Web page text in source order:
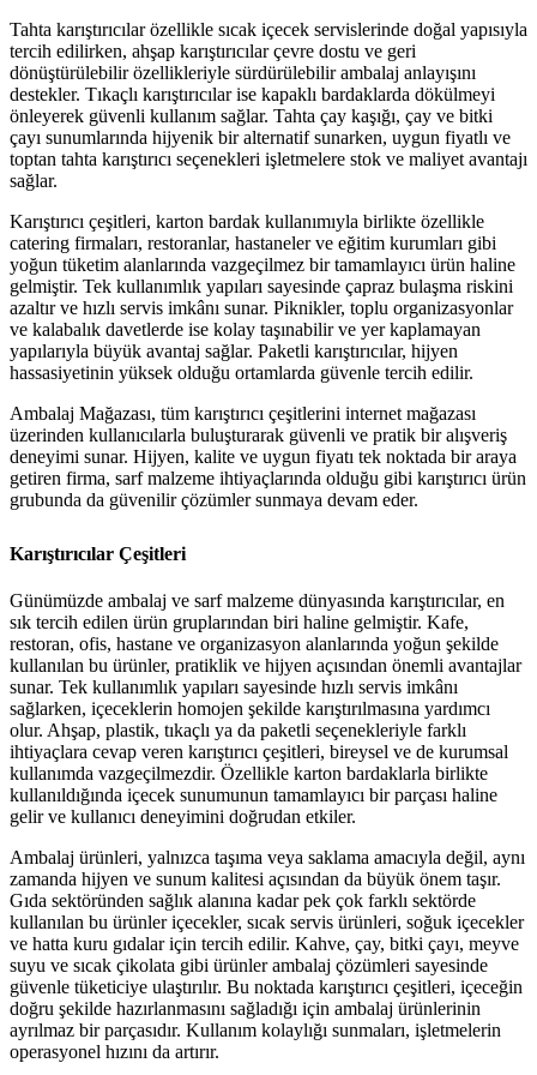
Tahta karıştırıcılar özellikle sıcak içecek servislerinde doğal yapısıyla
tercih edilirken, ahşap karıştırıcılar çevre dostu ve geri
dönüştürülebilir özellikleriyle sürdürülebilir ambalaj anlayışını
destekler. Tıkaçlı karıştırıcılar ise kapaklı bardaklarda dökülmeyi
önleyerek güvenli kullanım sağlar. Tahta çay kaşığı, çay ve bitki
çayı sunumlarında hijyenik bir alternatif sunarken, uygun fiyatlı ve
toptan tahta karıştırıcı seçenekleri işletmelere stok ve maliyet avantajı
sağlar.
Karıştırıcı çeşitleri, karton bardak kullanımıyla birlikte özellikle
catering firmaları, restoranlar, hastaneler ve eğitim kurumları gibi
yoğun tüketim alanlarında vazgeçilmez bir tamamlayıcı ürün haline
gelmiştir. Tek kullanımlık yapıları sayesinde çapraz bulaşma riskini
azaltır ve hızlı servis imkânı sunar. Piknikler, toplu organizasyonlar
ve kalabalık davetlerde ise kolay taşınabilir ve yer kaplamayan
yapılarıyla büyük avantaj sağlar. Paketli karıştırıcılar, hijyen
hassasiyetinin yüksek olduğu ortamlarda güvenle tercih edilir.
Ambalaj Mağazası, tüm karıştırıcı çeşitlerini internet mağazası
üzerinden kullanıcılarla buluşturarak güvenli ve pratik bir alışveriş
deneyimi sunar. Hijyen, kalite ve uygun fiyatı tek noktada bir araya
getiren firma, sarf malzeme ihtiyaçlarında olduğu gibi karıştırıcı ürün
grubunda da güvenilir çözümler sunmaya devam eder.
Karıştırıcılar Çeşitleri
Günümüzde ambalaj ve sarf malzeme dünyasında karıştırıcılar, en
sık tercih edilen ürün gruplarından biri haline gelmiştir. Kafe,
restoran, ofis, hastane ve organizasyon alanlarında yoğun şekilde
kullanılan bu ürünler, pratiklik ve hijyen açısından önemli avantajlar
sunar. Tek kullanımlık yapıları sayesinde hızlı servis imkânı
sağlarken, içeceklerin homojen şekilde karıştırılmasına yardımcı
olur. Ahşap, plastik, tıkaçlı ya da paketli seçenekleriyle farklı
ihtiyaçlara cevap veren karıştırıcı çeşitleri, bireysel ve de kurumsal
kullanımda vazgeçilmezdir. Özellikle karton bardaklarla birlikte
kullanıldığında içecek sunumunun tamamlayıcı bir parçası haline
gelir ve kullanıcı deneyimini doğrudan etkiler.
Ambalaj ürünleri, yalnızca taşıma veya saklama amacıyla değil, aynı
zamanda hijyen ve sunum kalitesi açısından da büyük önem taşır.
Gıda sektöründen sağlık alanına kadar pek çok farklı sektörde
kullanılan bu ürünler içecekler, sıcak servis ürünleri, soğuk içecekler
ve hatta kuru gıdalar için tercih edilir. Kahve, çay, bitki çayı, meyve
suyu ve sıcak çikolata gibi ürünler ambalaj çözümleri sayesinde
güvenle tüketiciye ulaştırılır. Bu noktada karıştırıcı çeşitleri, içeceğin
doğru şekilde hazırlanmasını sağladığı için ambalaj ürünlerinin
ayrılmaz bir parçasıdır. Kullanım kolaylığı sunmaları, işletmelerin
operasyonel hızını da artırır.